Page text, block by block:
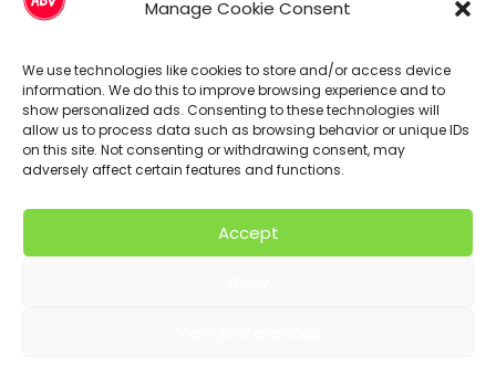
Manage Cookie Consent
We use technologies like cookies to store and/or access device
information. We do this to improve browsing experience and to
show personalized ads. Consenting to these technologies will
allow us to process data such as browsing behavior or unique IDs
on this site. Not consenting or withdrawing consent, may
adversely affect certain features and functions.
Accept